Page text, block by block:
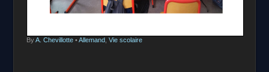
ByA. Chevillotte• Allemand, Vie scolaire